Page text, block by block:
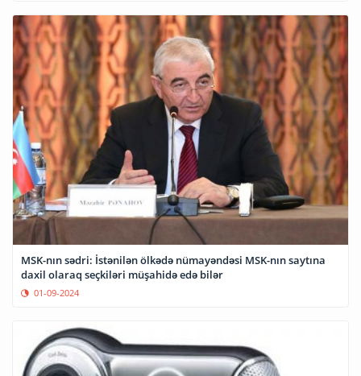
MSK-nın sədri: İstənilən ölkədə nümayəndəsi MSK-nın saytına
daxil olaraq seçkiləri müşahidə edə bilər
01-09-2024